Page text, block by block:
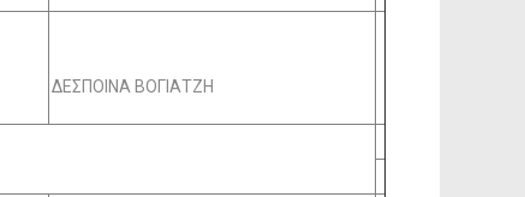
ΔΕΣΠΟΙΝΑ ΒΟΓΙΑΤΖΗ